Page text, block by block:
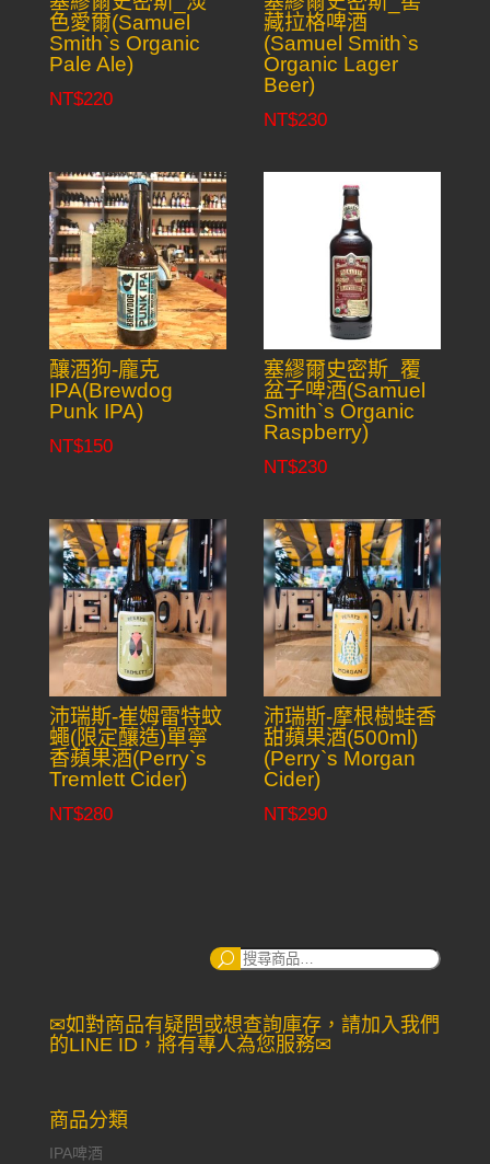
色愛爾(Samuel
Smith`s Organic
Pale Ale)
NT$220
藏拉格啤酒
(Samuel Smith`s
Organic Lager
Beer)
NT$230
釀酒狗-龐克
IPA(Brewdog
Punk IPA)
NT$150
塞繆爾史密斯_覆
盆子啤酒(Samuel
Smith`s Organic
Raspberry)
NT$230
沛瑞斯-崔姆雷特蚊
蠅(限定釀造)單寧
香蘋果酒(Perry`s
Tremlett Cider)
NT$280
沛瑞斯-摩根樹蛙香
甜蘋果酒(500ml)
(Perry`s Morgan
Cider)
NT$290
搜
✉如對商品有疑問或想查詢庫存，請加入我們
的LINE ID，將有專人為您服務✉
商品分類
IPA啤酒